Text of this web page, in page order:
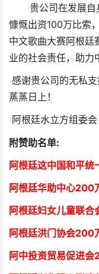
贵公司在发展自
慷慨出资100万比索
中文歌曲大赛阿根廷
业的社会责任，助力
感谢贵公司的无私支
蒸蒸日上！
阿根廷水立方组委会
附赞助名单:
阿根廷这中国和平
阿根廷华助中心200
阿根廷妇女儿童联
阿根廷洪门协会200
阿中投资贸易促进会